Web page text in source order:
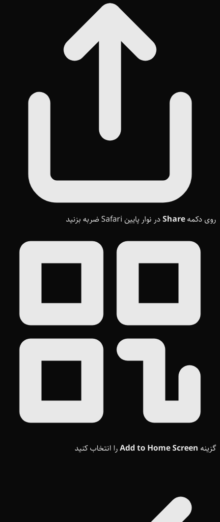
روی دکمهShare در نوار پایین Safari ضربه بزنید
گزینه Add to Home Screenرا انتخاب کنید